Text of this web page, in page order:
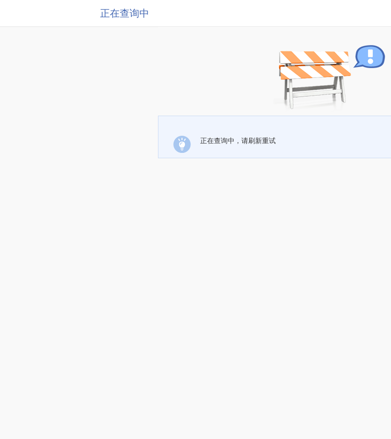
正在查询中
正在查询中，请刷新重试